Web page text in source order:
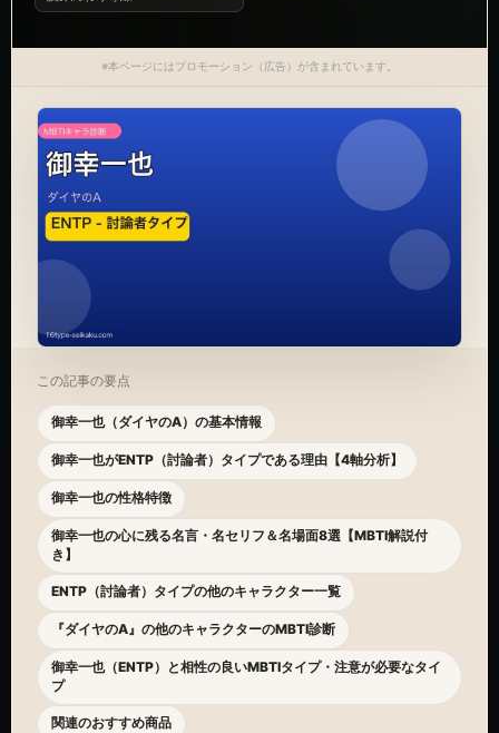
※本ページにはプロモーション（広告）が含まれています。
この記事の要点
御幸一也（ダイヤのA）の基本情報
御幸一也がENTP（討論者）タイプである理由【4軸分析】
御幸一也の性格特徴
御幸一也の心に残る名言・名セリフ＆名場面8選【MBTI解説付
き】
ENTP（討論者）タイプの他のキャラクター一覧
『ダイヤのA』の他のキャラクターのMBTI診断
御幸一也（ENTP）と相性の良いMBTIタイプ・注意が必要なタイ
プ
関連のおすすめ商品